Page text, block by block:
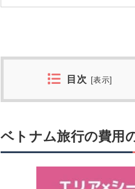
目次 [表示]
ベトナム旅行の費用